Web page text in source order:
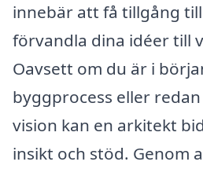
innebär att få tillgång
förvandla dina idéer till
Oavsett om du är i
byggprocess eller
vision kan en arkitekt
insikt och stöd. Genom